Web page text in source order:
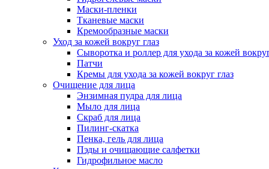
Маски-пленки
Тканевые маски
Кремообразные маски
Уход за кожей вокруг глаз
Сыворотка и роллер для ухода за кожей
Патчи
Кремы для ухода за кожей вокруг глаз
Очищение для лица
Энзимная пудра для лица
Мыло для лица
Скраб для лица
Пилинг-скатка
Пенка, гель для лица
Пэды и очищающие салфетки
Гидрофильное масло